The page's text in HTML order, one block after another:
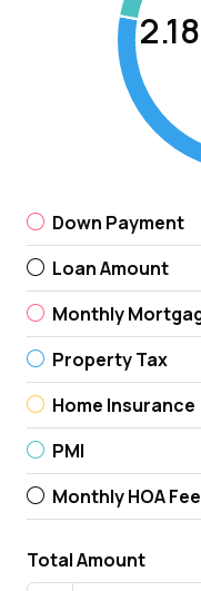
Down Payment
Loan Amount
Monthly
Property Tax
Home Insurance
PMI
Monthly HOA
Total Amount